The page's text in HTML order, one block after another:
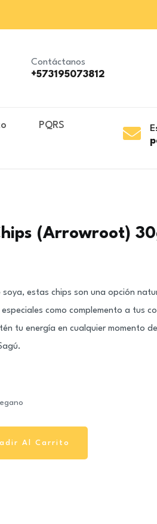
Contáctanos
+573195073812
PQRS
(Arrowroot)
estas chips son una opción
como complemento a tus
tu energía en cualquier momento
Al Carrito